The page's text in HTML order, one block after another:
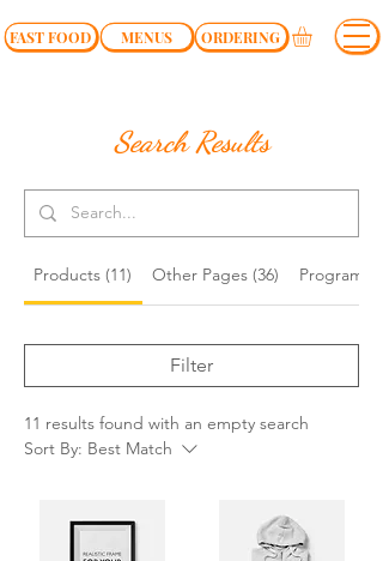
FAST FOOD MENUS ORDERING
Search Results
Products (11) Other Pages (36) Programs (3)
Filter
11 results found with an empty search
Sort By: Best Match